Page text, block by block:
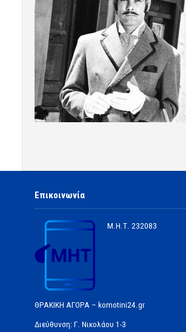
Επικοινωνία
Μ.Η.Τ. 232083
ΘΡΑΚΙΚΗ ΑΓΟΡΑ – komotini24.gr
Διεύθυνση: Γ. Νικολάου 1-3